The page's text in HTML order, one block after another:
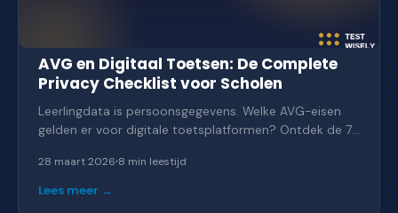
AVG en Digitaal Toetsen: De Complete
Privacy Checklist voor Scholen
Leerlingdata is persoonsgegevens. Welke AVG-eisen
gelden er voor digitale toetsplatformen? Ontdek de 7
voor je leverancier.
28 maart 2026 8 min leestijd
Lees meer →